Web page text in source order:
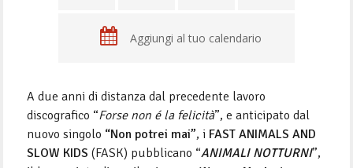
Aggiungi al tuo calendario
A due anni di distanza dal precedente lavoro
discografico “Forse non é la felicità”, e anticipato dal
nuovo singolo “Non potrei mai”, i FAST ANIMALS AND
SLOW KIDS (FASK) pubblicano “ANIMALI NOTTURNI”,